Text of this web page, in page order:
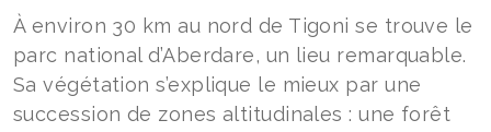
À environ 30 km au nord de Tigoni se trouve le
parc national d’Aberdare, un lieu remarquable.
Sa végétation s’explique le mieux par une
succession de zones altitudinales : une forêt